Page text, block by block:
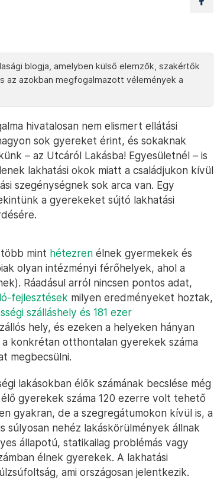
blogja, amelyben külső elemzők, szakértők
az azokban megfogalmazott vélemények a
hivatalosan nem elismert ellátási
sok gyereket érint, és sokaknak
– az Utcáról Lakásba! Egyesületnél – is
lakhatási okok miatt a családjukon kívül
szegénységnek sok arca van. Egy
a gyerekeket sújtó lakhatási
mint hétezren élnek gyermekek és
olyan intézményi férőhelyek, ahol a
Ráadásul arról nincsen pontos adat,
fejlesztések milyen eredményeket hoztak,
szálláshely és 181 ezer
hely, és ezeken a helyeken hányan
konkrétan otthontalan gyerekek száma
megbecsülni.
lakásokban élők számának becslése még
gyerekek száma 120 ezerre volt tehető
gyakran, de a szegregátumokon kívül is, a
súlyosan nehéz lakáskörülmények állnak
állapotú, statikailag problémás vagy
élnek gyerekek. A lakhatási
ami országosan jelentkezik.